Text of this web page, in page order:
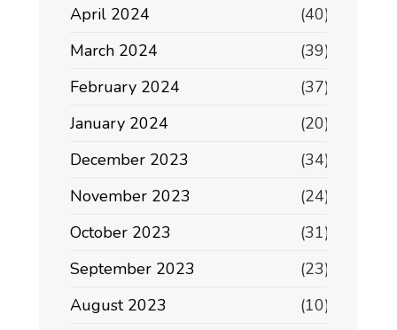
April 2024
(40)
March 2024
(39)
February 2024
(37)
January 2024
(20)
December 2023
(34)
November 2023
(24)
October 2023
(31)
September 2023
(23)
August 2023
(10)